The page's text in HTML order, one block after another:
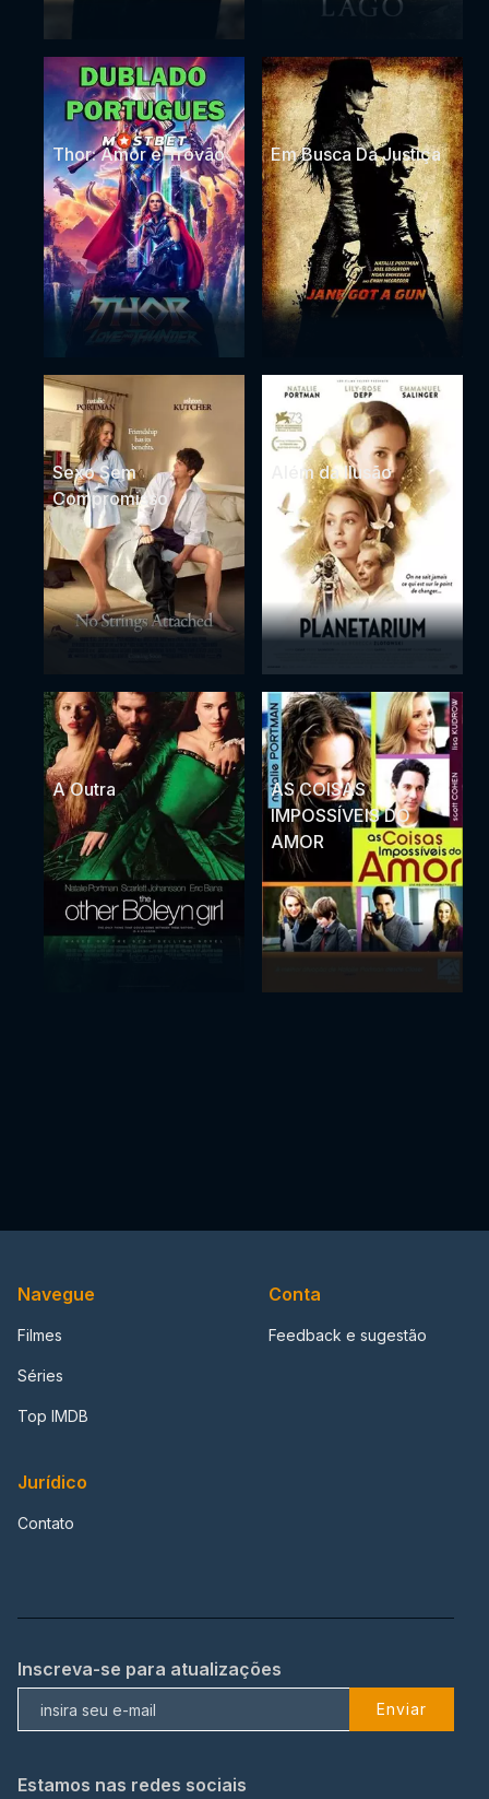
Thor: Amor e Trovão Em Busca Da Justiça
Sexo Sem
Compromisso
Além da Ilusão
A Outra
AS COISAS
IMPOSSÍVEIS DO
AMOR
Navegue
Filmes
Séries
Top IMDB
Conta
Feedback e sugestão
Jurídico
Contato
Inscreva-se para atualizações
Enviar
Estamos nas redes sociais